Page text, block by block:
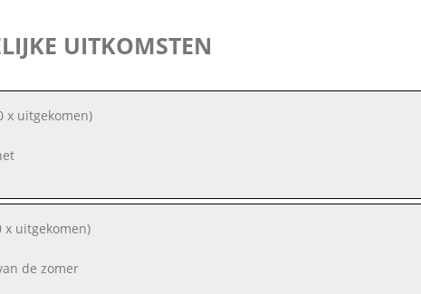
UITKOMSTEN
x uitgekomen)
x uitgekomen)
de zomer